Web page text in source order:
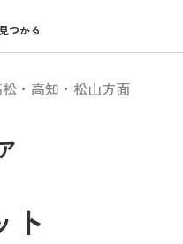
つかる
・高知・松山方面
ト